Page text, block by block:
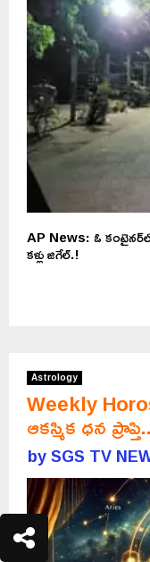
AP News: ఓ
కళ్లు జిగేల్.!
Astrology
Weekly
ఆకస్మిక ధన
bySGS TV